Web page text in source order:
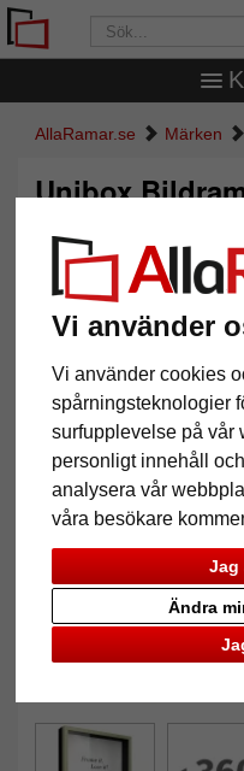
Vi använder
Vi använder cookies
spårningsteknologier
surfupplevelse på vår
personligt innehåll
analysera vår
våra besökare
Jag
Ändra
AllaRamar.se Märken
Unibox
Tillbaka